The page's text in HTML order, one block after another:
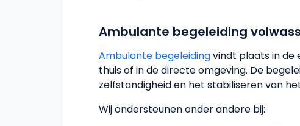
Ambulante begeleiding
Ambulante begeleidingvindt plaats in de
thuis of in de directe omgeving. De
zelfstandigheid en het stabiliseren van
Wij ondersteunen onder andere bij: